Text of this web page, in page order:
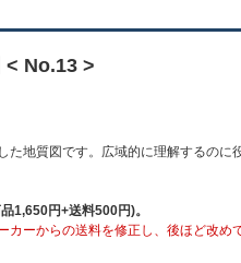
< No.13 >
た地質図です。広域的に理解するのに
1,650円+送料500円)。
ーからの送料を修正し、後ほど改め